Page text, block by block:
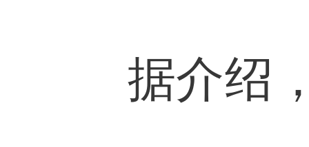
据介绍，